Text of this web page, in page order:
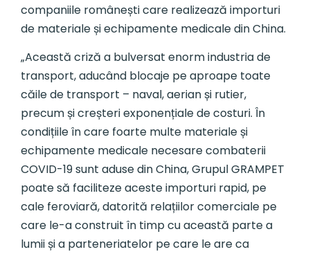
companiile românești care realizează importuri
de materiale și echipamente medicale din China.
„Această criză a bulversat enorm industria de
transport, aducând blocaje pe aproape toate
căile de transport – naval, aerian și rutier,
precum și creșteri exponențiale de costuri. În
condițiile în care foarte multe materiale și
echipamente medicale necesare combaterii
COVID-19 sunt aduse din China, Grupul GRAMPET
poate să faciliteze aceste importuri rapid, pe
cale feroviară, datorită relațiilor comerciale pe
care le-a construit în timp cu această parte a
lumii și a parteneriatelor pe care le are ca